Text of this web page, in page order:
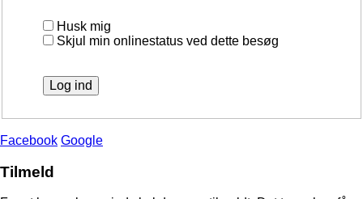
Husk mig
Skjul min onlinestatus ved dette besøg
Facebook Google
Tilmeld